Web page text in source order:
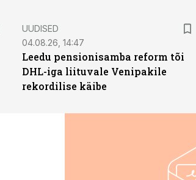
UUDISED
04.08.26, 14:47
Leedu pensionisamba reform tõi
DHL-iga liituvale Venipakile
rekordilise käibe